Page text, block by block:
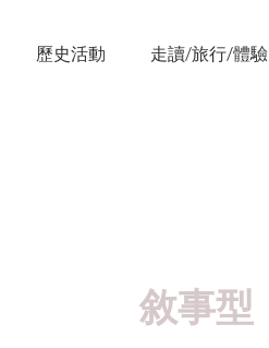
歷史活動 走讀/旅行/體驗
敘事型